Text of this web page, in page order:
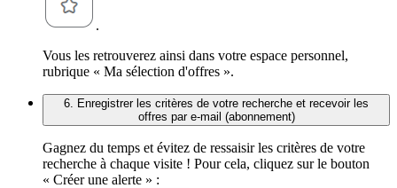
.
Vous les retrouverez ainsi dans votre espace personnel,
rubrique « Ma sélection d'offres ».
6. Enregistrer les critères de votre recherche et recevoir les
offres par e-mail (abonnement)
Gagnez du temps et évitez de ressaisir les critères de votre
recherche à chaque visite ! Pour cela, cliquez sur le bouton
« Créer une alerte » :